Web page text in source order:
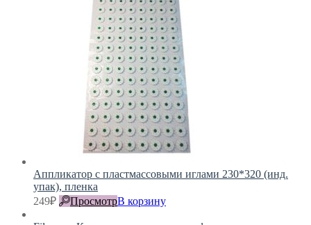
Аппликатор с пластмассовыми иглами 230*320 (инд.
упак), пленка
249₽ ПросмотрВ корзину